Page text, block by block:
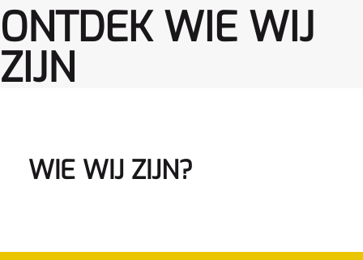
ONTDEK WIE WIJ
ZIJN
WIE WIJ ZIJN?